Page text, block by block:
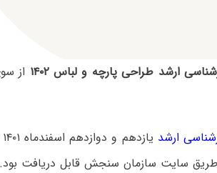
ارشد طراحی پارچه و لباس ۱۴۰۲
از
ارشد
از ۸ تا ۱۰ اسفند از طریق سایت سازمان سنجش قابل